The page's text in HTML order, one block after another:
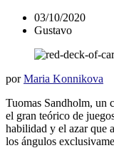
03/10/2020
Gustavo
porMaria Konnikova
Tuomas Sandholm, un
el gran teórico de
habilidad y el azar que
los ángulos